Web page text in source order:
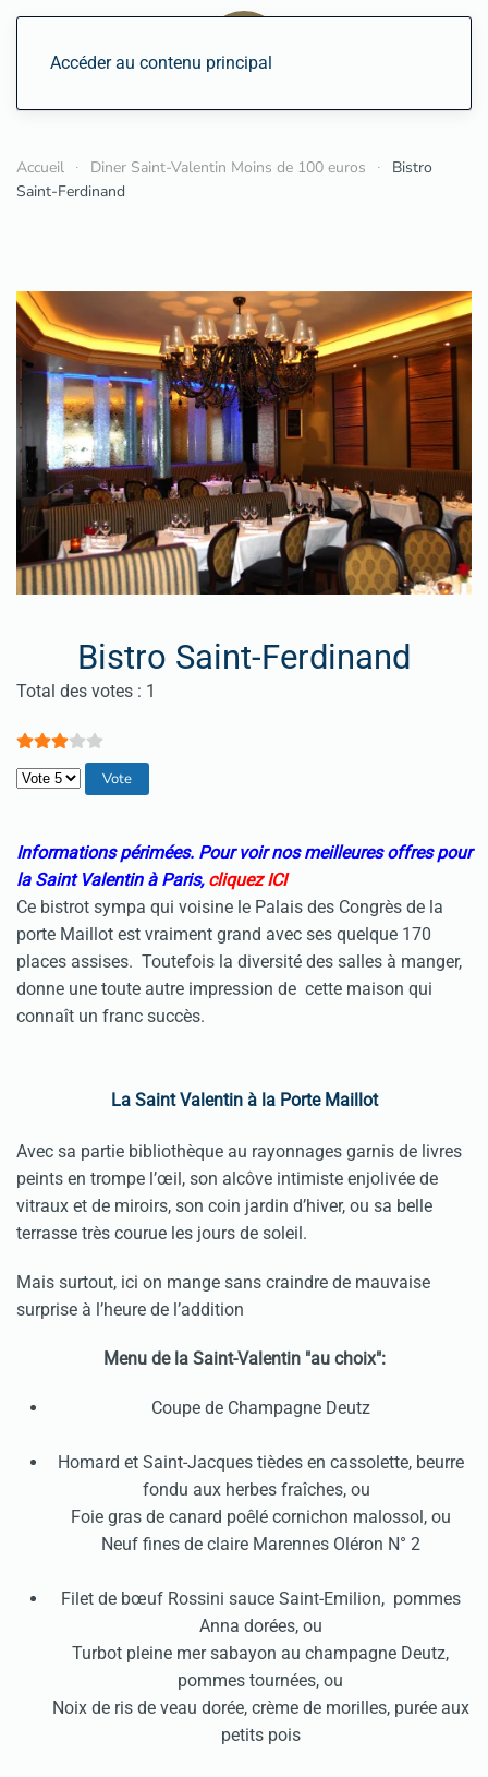
Accéder au contenu principal
Accueil Diner Saint-Valentin Moins de 100 euros
Bistro
Saint-Ferdinand
Bistro Saint-Ferdinand
Vote utilisateur:3/
Total des votes : 1
Veuillez voter
Informations périmées. Pour voir nos meilleures offres pour
la Saint Valentin à Paris, cliquez ICI
Ce bistrot sympa qui voisine le Palais des Congrès de la
porte Maillot est vraiment grand avec ses quelque 170
places assises. Toutefois la diversité des salles à manger,
donne une toute autre impression de cette maison qui
connaît un franc succès.
La Saint Valentin à la Porte Maillot
Avec sa partie bibliothèque au rayonnages garnis de livres
peints en trompe l’œil, son alcôve intimiste enjolivée de
vitraux et de miroirs, son coin jardin d’hiver, ou sa belle
terrasse très courue les jours de soleil.
Mais surtout, ici on mange sans craindre de mauvaise
surprise à l’heure de l’addition
Menu de la Saint-Valentin "au choix":
Coupe de Champagne Deutz
Homard et Saint-Jacques tièdes en cassolette, beurre
fondu aux herbes fraîches, ou
Foie gras de canard poêlé cornichon malossol, ou
Neuf fines de claire Marennes Oléron N° 2
Filet de bœuf Rossini sauce Saint-Emilion, pommes
Anna dorées, ou
Turbot pleine mer sabayon au champagne Deutz,
pommes tournées, ou
Noix de ris de veau dorée, crème de morilles, purée aux
petits pois